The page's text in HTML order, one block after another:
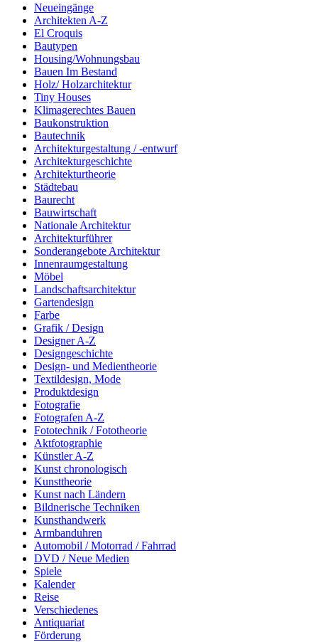
Neueingänge
Architekten A-Z
El Croquis
Bautypen
Housing/Wohnungsbau
Bauen Im Bestand
Holz/ Holzarchitektur
Tiny Houses
Klimagerechtes Bauen
Baukonstruktion
Bautechnik
Architekturgestaltung / -entwurf
Architekturgeschichte
Architekturtheorie
Städtebau
Baurecht
Bauwirtschaft
Nationale Architektur
Architekturführer
Sonderangebote Architektur
Innenraumgestaltung
Möbel
Landschaftsarchitektur
Gartendesign
Farbe
Grafik / Design
Designer A-Z
Designgeschichte
Design- und Medientheorie
Textildesign, Mode
Produktdesign
Fotografie
Fotografen A-Z
Fototechnik / Fototheorie
Aktfotographie
Künstler A-Z
Kunst chronologisch
Kunsttheorie
Kunst nach Ländern
Bildnerische Techniken
Kunsthandwerk
Armbanduhren
Automobil / Motorrad / Fahrrad
DVD / Neue Medien
Spiele
Kalender
Reise
Verschiedenes
Antiquariat
Förderung